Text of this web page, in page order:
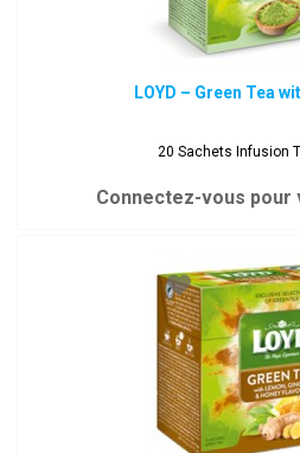
LOYD – Green Tea
20 Sachets Infusion
Connectez-vous pour